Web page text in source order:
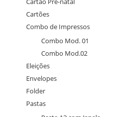
Cartões
Combo de Impressos
Combo Mod. 01
Combo Mod.02
Eleições
Envelopes
Folder
Pastas